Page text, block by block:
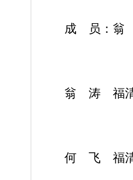
成 员：翁 慧
翁 涛 福清市
何 飞 福清